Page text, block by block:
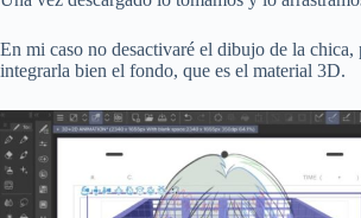
En mi caso no desactivaré el dibujo de la chica,
integrarla bien el fondo, que es el material 3D.